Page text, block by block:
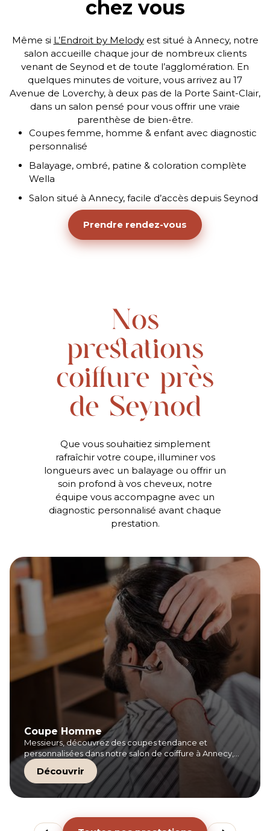
chez vous
Même si L’Endroit by Melodyest situé à Annecy, notre
salon accueille chaque jour de nombreux clients
venant de Seynod et de toute l’agglomération. En
quelques minutes de voiture, vous arrivez au 17
Avenue de Loverchy, à deux pas de la Porte Saint-Clair,
dans un salon pensé pour vous offrir une vraie
parenthèse de bien-être.
Coupes femme, homme & enfant avec diagnostic
personnalisé
Balayage, ombré, patine & coloration complète
Wella
Salon situé à Annecy, facile d’accès depuis Seynod
Prendre rendez-vous
Nos
prestations
coiffure près
de Seynod
Que vous souhaitiez simplement
rafraîchir votre coupe, illuminer vos
longueurs avec un balayage ou offrir un
soin profond à vos cheveux, notre
équipe vous accompagne avec un
diagnostic personnalisé avant chaque
prestation.
Coupe Homme
Messieurs, découvrez des coupes tendance et
personnalisées dans notre salon de coiffure à Annecy,
avec des soins professionnels adaptés à vos besoins.
Découvrir